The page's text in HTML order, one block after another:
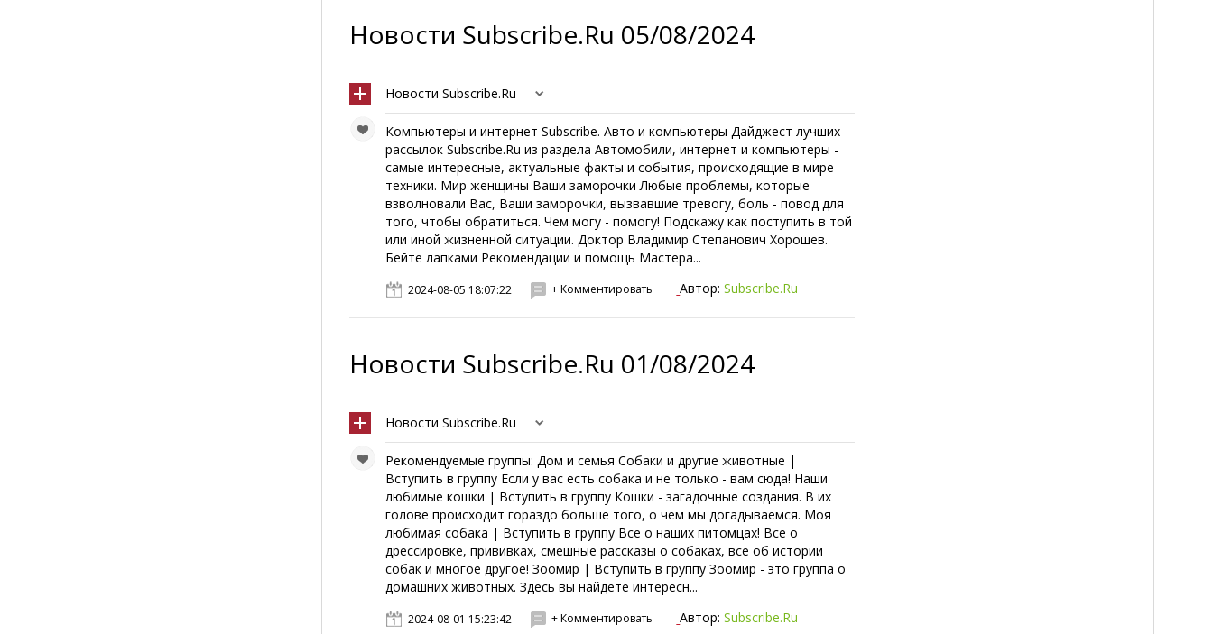
Новости Subscribe.Ru 05/08/2024
Новости Subscribe.Ru
Компьютеры и интернет Subscribe. Авто и компьютеры Дайджест лучших
рассылок Subscribe.Ru из раздела Автомобили, интернет и компьютеры -
самые интересные, актуальные факты и события, происходящие в мире
техники. Мир женщины Ваши заморочки Любые проблемы, которые
взволновали Вас, Ваши заморочки, вызвавшие тревогу, боль - повод для
того, чтобы обратиться. Чем могу - помогу! Подскажу как поступить в той
или иной жизненной ситуации. Доктор Владимир Степанович Хорошев.
Бейте лапками Рекомендации и помощь Мастера...
2024-08-05 18:07:22 + Комментировать Автор:Subscribe.Ru
Новости Subscribe.Ru 01/08/2024
Новости Subscribe.Ru
Рекомендуемые группы: Дом и семья Собаки и другие животные |
Вступить в группу Если у вас есть собака и не только - вам сюда! Наши
любимые кошки | Вступить в группу Кошки - загадочные создания. В их
голове происходит гораздо больше того, о чем мы догадываемся. Моя
любимая собака | Вступить в группу Все о наших питомцах! Все о
дрессировке, прививках, смешные рассказы о собаках, все об истории
собак и многое другое! Зоомир | Вступить в группу Зоомир - это группа о
домашних животных. Здесь вы найдете интересн...
2024-08-01 15:23:42 + Комментировать Автор:Subscribe.Ru